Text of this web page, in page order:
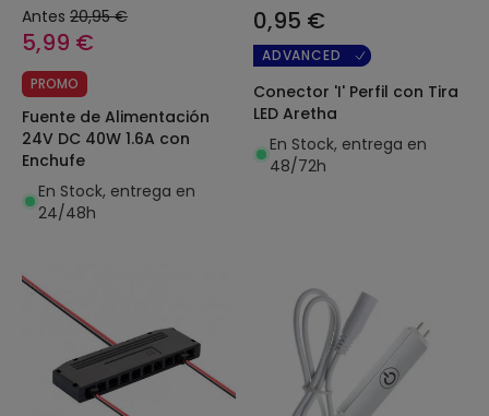
Antes 20,95 €
5,99 €
PROMO
Fuente de Alimentación
24V DC 40W 1.6A con
Enchufe
En Stock, entrega en
24/48h
0,95 €
ADVANCED
Conector 'I' Perfil con Tira
LED Aretha
En Stock, entrega en
48/72h